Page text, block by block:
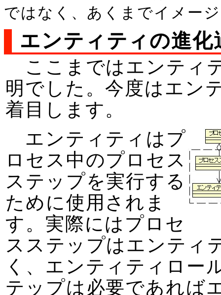
ではなく、あくまでイメー
エンティティの進化
ここまではエンティ
明でした。今度はエン
着目します。
エンティティはプ
ロセス中のプロセス
ステップを実行する
ために使用されま
す。実際にはプロセ
スステップはエンティ
く、エンティティロー
テップは必要であれば